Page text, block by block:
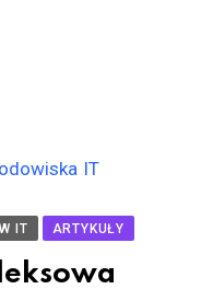
IT ARTYKUŁY